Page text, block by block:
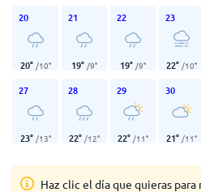
20
20° /10°
21
19° /9°
22
19° /9°
23
22° /10°
27
23° /13°
28
22° /12°
29
22° /11°
30
21° /11°
Haz clic el día que quieras